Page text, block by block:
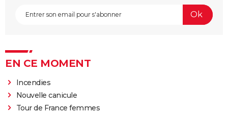
EN CE MOMENT
Incendies
Nouvelle canicule
Tour de France femmes